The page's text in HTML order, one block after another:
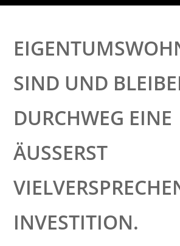
SIND UND
DURCHWEG EINE
ÄUSSERST V
NVESTITION.